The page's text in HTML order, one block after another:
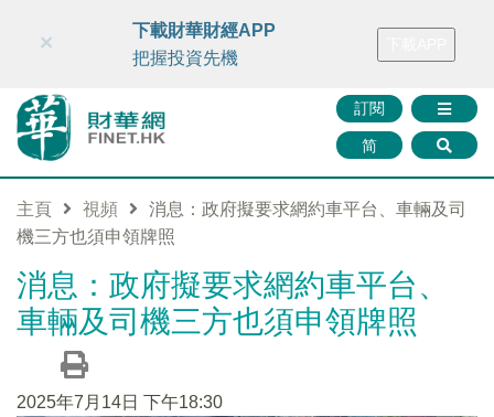
財華智庫網 FINTV FINMETA 財華證券 媒體矩陣
訂閱
简
×
下載財華財經APP
把握投資先機
主頁 視頻
消息：政府擬要求網約車平台、車輛及司
機三方也須申領牌照
消息：政府擬要求網約車平台、
車輛及司機三方也須申領牌照
2025年7月14日 下午18:30